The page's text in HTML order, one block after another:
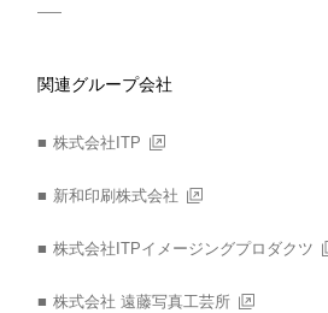
関連グループ会社
株式会社ITP
新和印刷株式会社
株式会社ITPイメージングプロダクツ
株式会社 遠藤写真工芸所